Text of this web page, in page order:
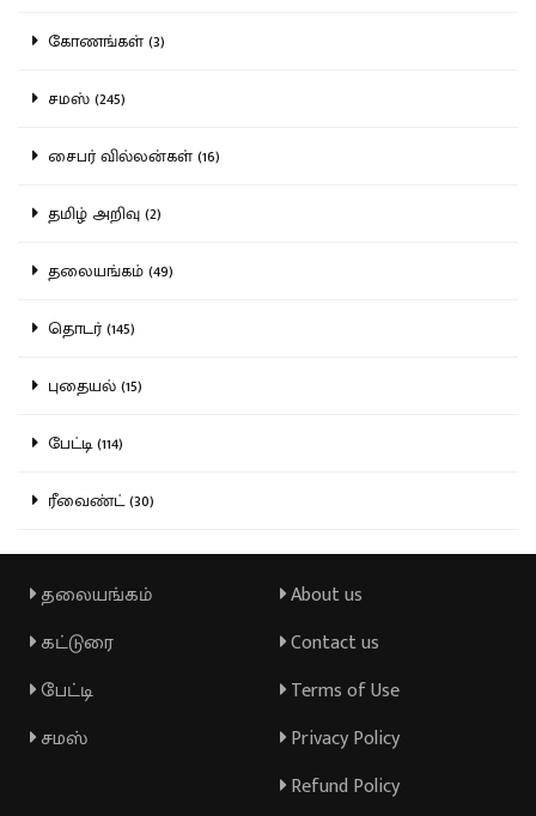
கோணங்கள் (3)
சமஸ் (245)
சைபர் வில்லன்கள் (16)
தமிழ் அறிவு (2)
தலையங்கம் (49)
தொடர் (145)
புதையல் (15)
பேட்டி (114)
ரீவைண்ட் (30)
தலையங்கம்
கட்டுரை
பேட்டி
சமஸ்
About us
Contact us
Terms of Use
Privacy Policy
Refund Policy